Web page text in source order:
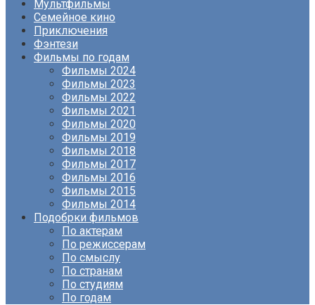
Мультфильмы
Семейное кино
Приключения
Фэнтези
Фильмы по годам
Фильмы 2024
Фильмы 2023
Фильмы 2022
Фильмы 2021
Фильмы 2020
Фильмы 2019
Фильмы 2018
Фильмы 2017
Фильмы 2016
Фильмы 2015
Фильмы 2014
Подобрки фильмов
По актерам
По режиссерам
По смыслу
По странам
По студиям
По годам